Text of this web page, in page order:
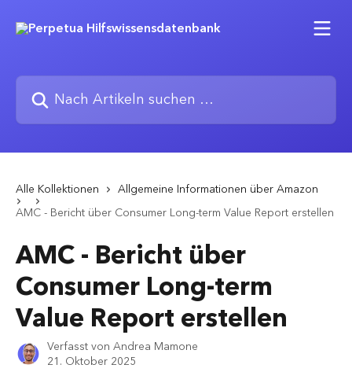
Nach Artikeln suchen …
Alle Kollektionen
Allgemeine Informationen über Amazon
AMC - Bericht über Consumer Long-term Value Report erstellen
AMC - Bericht über
Consumer Long-term
Value Report erstellen
Verfasst von Andrea Mamone
21. Oktober 2025